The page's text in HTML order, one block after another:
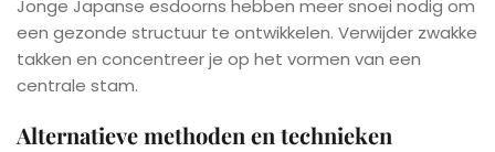
Jonge Japanse esdoorns hebben meer snoei nodig om
een gezonde structuur te ontwikkelen. Verwijder zwakke
takken en concentreer je op het vormen van een
centrale stam.
Alternatieve methoden en technieken